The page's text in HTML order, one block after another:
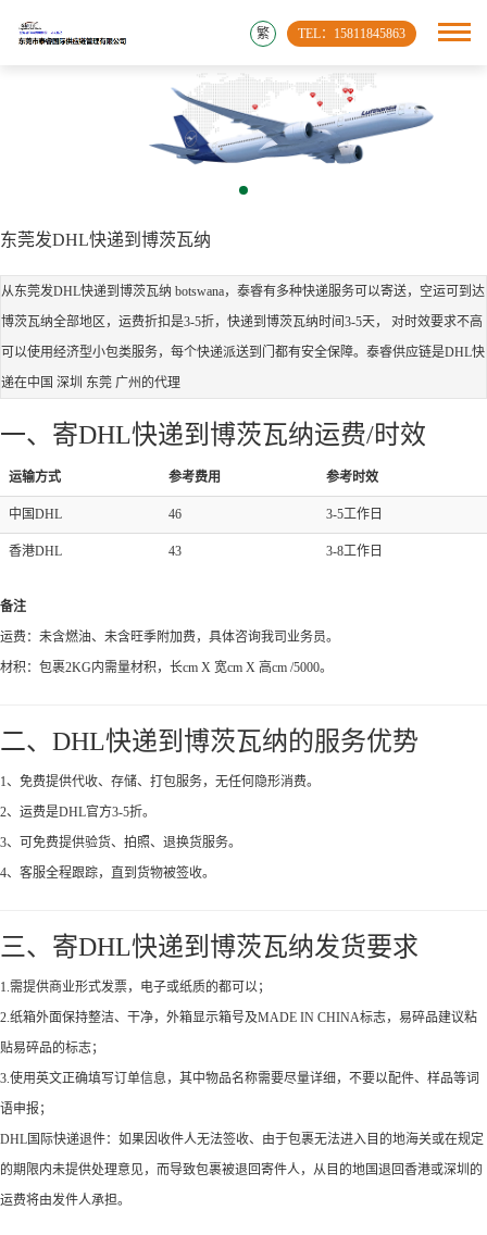
TEL：15811845863
繁
东莞发DHL快递到博茨瓦纳
从东莞发DHL快递到博茨瓦纳 botswana，泰睿有多种快递服务可以寄送，空运可到达
博茨瓦纳全部地区，运费折扣是3-5折，快递到博茨瓦纳时间3-5天， 对时效要求不高
可以使用经济型小包类服务，每个快递派送到门都有安全保障。泰睿供应链是DHL快
递在中国 深圳 东莞 广州的代理
一、寄DHL快递到博茨瓦纳运费/时效
运输方式 参考费用 参考时效
中国DHL 46 3-5工作日
香港DHL 43 3-8工作日
备注
运费：未含燃油、未含旺季附加费，具体咨询我司业务员。
材积：包裹2KG内需量材积，长cm X 宽cm X 高cm /5000。
二、DHL快递到博茨瓦纳的服务优势
1、免费提供代收、存储、打包服务，无任何隐形消费。
2、运费是DHL官方3-5折。
3、可免费提供验货、拍照、退换货服务。
4、客服全程跟踪，直到货物被签收。
三、寄DHL快递到博茨瓦纳发货要求
1.需提供商业形式发票，电子或纸质的都可以；
2.纸箱外面保持整洁、干净，外箱显示箱号及MADE IN CHINA标志，易碎品建议粘
贴易碎品的标志；
3.使用英文正确填写订单信息，其中物品名称需要尽量详细，不要以配件、样品等词
语申报；
DHL国际快递退件：如果因收件人无法签收、由于包裹无法进入目的地海关或在规定
的期限内未提供处理意见，而导致包裹被退回寄件人，从目的地国退回香港或深圳的
运费将由发件人承担。